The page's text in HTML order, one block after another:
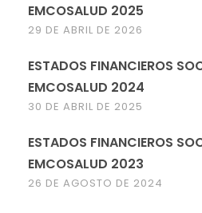
EMCOSALUD 2025
29 DE ABRIL DE 2026
ESTADOS FINANCIEROS
EMCOSALUD 2024
30 DE ABRIL DE 2025
ESTADOS FINANCIEROS
EMCOSALUD 2023
26 DE AGOSTO DE 2024